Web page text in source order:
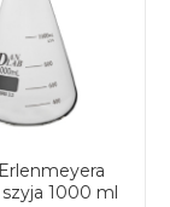
1000 ml